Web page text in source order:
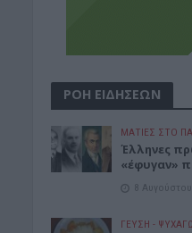
ΡΟΗ ΕΙΔΗΣΕΩΝ
ΜΑΤΙΕΣ ΣΤΟ
Έλληνες
«έφυγαν»
8
ΓΕΎΣΗ -